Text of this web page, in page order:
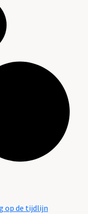
op de tijdlijn